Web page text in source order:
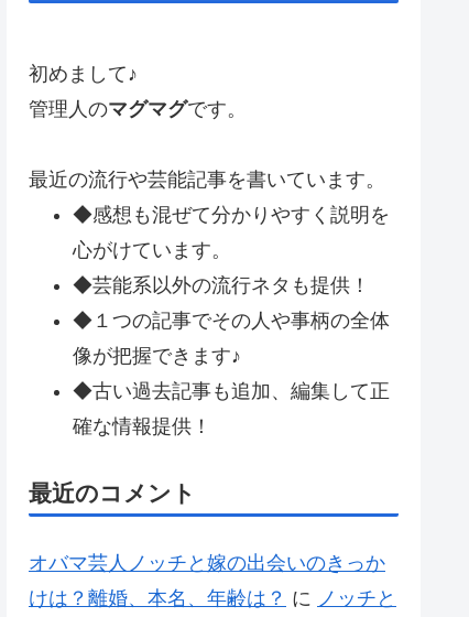
初めまして♪
管理人のマグマグです。
最近の流行や芸能記事を書いています。
◆感想も混ぜて分かりやすく説明を
心がけています。
◆芸能系以外の流行ネタも提供！
◆１つの記事でその人や事柄の全体
像が把握できます♪
◆古い過去記事も追加、編集して正
確な情報提供！
最近のコメント
オバマ芸人ノッチと嫁の出会いのきっか
けは？離婚、本名、年齢は？ に ノッチと